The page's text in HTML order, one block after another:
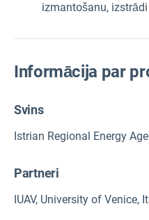
izmantošanu,
Informācija par
Svins
Istrian Regional Energy
Partneri
IUAV, University of Venice,